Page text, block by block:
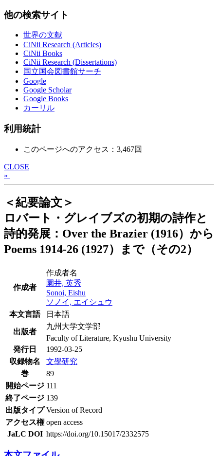
他の検索サイト
世界の文献
CiNii Research (Articles)
CiNii Books
CiNii Research (Dissertations)
国立国会図書館サーチ
Google
Google Scholar
Google Books
カーリル
利用統計
このページへのアクセス：3,467回
CLOSE
»
＜紀要論文＞
ロバート・グレイブズの初期の詩作と
詩的発展：Over the Brazier (1916）から
Poems 1914-26 (1927）まで（その2）
作成者
作成者名
園井, 英秀
Sonoi, Eishu
ソノイ, エイシュウ
本文言語
日本語
出版者
九州大学文学部
Faculty of Literature, Kyushu University
発行日
1992-03-25
収録物名
文學研究
巻
89
開始ページ 111
終了ページ 139
出版タイプ Version of Record
アクセス権 open access
JaLC DOI https://doi.org/10.15017/2332575